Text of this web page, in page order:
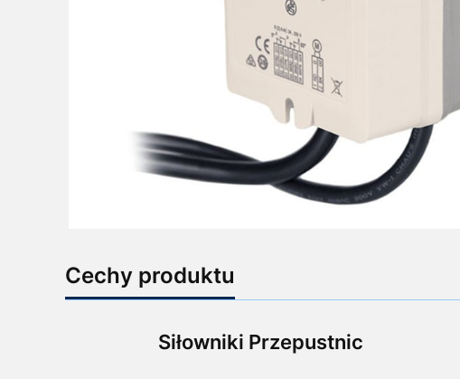
Cechy produktu
Siłowniki Przepustnic